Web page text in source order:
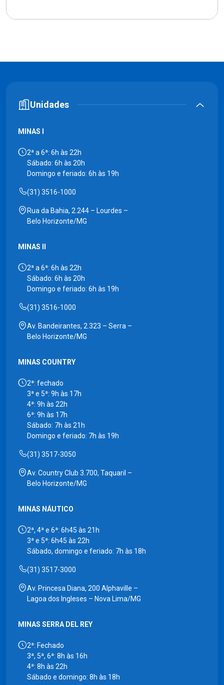
Unidades
MINAS I
2ª a 6ª: 6h às 22h
Sábado: 6h às 20h
Domingo e feriado: 6h às 19h
(31) 3516-1000
Rua da Bahia, 2.244 – Lourdes –
Belo Horizonte/MG
MINAS II
2ª a 6ª: 6h às 22h
Sábado: 6h às 20h
Domingo e feriado: 6h às 19h
(31) 3516-1000
Av. Bandeirantes, 2.323 – Serra –
Belo Horizonte/MG
MINAS COUNTRY
2ª: fechado
3ª e 5ª: 9h às 17h
4ª: 9h às 22h
6ª: 9h às 17h
Sábado: 7h às 21h
Domingo e feriado: 7h às 19h
(31) 3517-3050
Av. Country Club 3.700, Taquaril –
Belo Horizonte/MG
MINAS NÁUTICO
2ª, 4ª e 6ª: 6h45 às 21h
3ª e 5ª: 6h45 às 22h
Sábado, domingo e feriado: 7h às 18h
(31) 3517-3000
Av. Princesa Diana, 200 Alphaville –
Lagoa dos Ingleses – Nova Lima/MG
MINAS SERRA DEL REY
2ª: Fechado
3ª, 5ª, 6ª: 8h às 16h
4ª: 8h às 22h
Sábado e domingo: 8h às 18h